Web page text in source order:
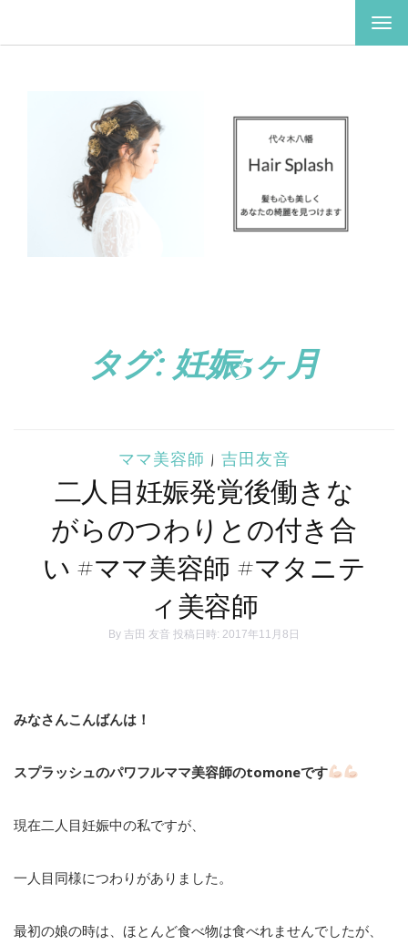
ナ
ゲ
タグ: 妊娠5ヶ月
ママ美容師 | 吉田友音
二人目妊娠発覚後働きな
がらのつわりとの付き合
い #ママ美容師 #マタニテ
ィ美容師
By 吉田 友音 投稿日時: 2017年11月8日
みなさんこんばんは！
スプラッシュのパワフルママ美容師のtomoneです
現在二人目妊娠中の私ですが、
一人目同様につわりがありました。
最初の娘の時は、ほとんど食べ物は食べれませんでしたが、